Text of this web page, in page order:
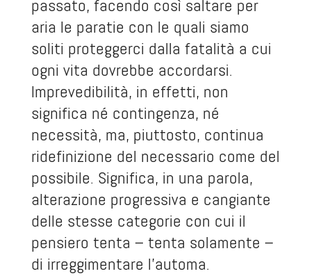
passato, facendo così saltare per
aria le paratie con le quali siamo
soliti proteggerci dalla fatalità a cui
ogni vita dovrebbe accordarsi.
Imprevedibilità, in effetti, non
significa né contingenza, né
necessità, ma, piuttosto, continua
ridefinizione del necessario come del
possibile. Significa, in una parola,
alterazione progressiva e cangiante
delle stesse categorie con cui il
pensiero tenta – tenta solamente –
di irreggimentare l’automa.